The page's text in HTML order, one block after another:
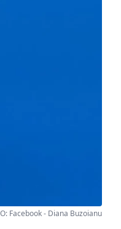
Facebook - Diana Buzoianu